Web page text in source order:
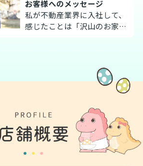
に入社をし、たくさんのお客
様のお家探しのお手伝いをさ
せて頂きました。
そんなお家の購入のお手伝い
をする中で、たくさんのあり
がとうの言葉を頂き、お客様
夢のマイホームをお探しさせ
て頂きました。
お家の購入はもちろん、担当
して頂いてよかったですと言
お客様へのメッセージ
私が不動産業界に入社して、
感じたことは「沢山のお家•
18畳を内覧したとしても形が
違うと、狭く見えたり、広く
見えたりします。又、一軒横
きさ・日当たり・間口の広さ
などが異なり雰囲気が全然違
うと感じると思います。お客
様にとってどれぐらいの間取